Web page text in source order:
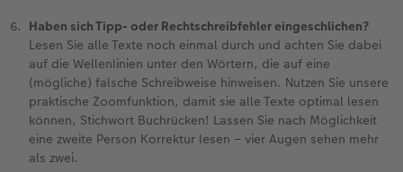
Haben sich Tipp- oder Rechtschreibfehler eingeschlichen?
Lesen Sie alle Texte noch einmal durch und achten Sie dabei
auf die Wellenlinien unter den Wörtern, die auf eine
(mögliche) falsche Schreibweise hinweisen. Nutzen Sie unsere
praktische Zoomfunktion, damit sie alle Texte optimal lesen
können, Stichwort Buchrücken! Lassen Sie nach Möglichkeit
eine zweite Person Korrektur lesen – vier Augen sehen mehr
als zwei.